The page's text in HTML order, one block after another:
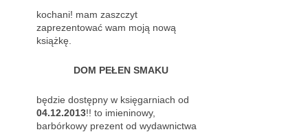
kochani! mam zaszczyt
zaprezentować wam moją nową
książkę.
DOM PEŁEN SMAKU
będzie dostępny w księgarniach od
04.12.2013!! to imieninowy,
barbórkowy prezent od wydawnictwa